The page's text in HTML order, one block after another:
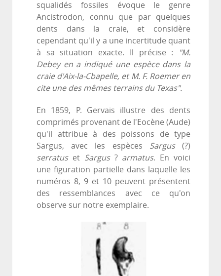
squalidés fossiles évoque le genre
Ancistrodon, connu que par quelques
dents dans la craie, et considère
cependant qu'il y a une incertitude quant
à sa situation exacte. Il précise :
"M.
Debey en a indiqué une espèce dans la
craie d'Aix-la-Cbapelle, et M. F. Roemer en
cite une des mêmes terrains du Texas".
En 1859, P. Gervais illustre des dents
comprimés provenant de l'Eocène (Aude)
qu'il attribue à des poissons de type
Sargus, avec les espèces Sargus(?)
serratus et Sargus ? armatus. En voici
une figuration partielle dans laquelle les
numéros 8, 9 et 10 peuvent présentent
des ressemblances avec ce qu'on
observe sur notre exemplaire.